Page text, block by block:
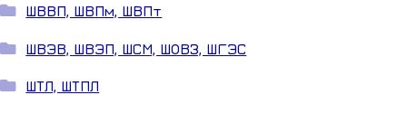
ШВВП, ШВПм, ШВПт
ШВЭВ, ШВЭП, ШСМ, ШОВЗ, ШГЭС
ШТЛ, ШТПЛ